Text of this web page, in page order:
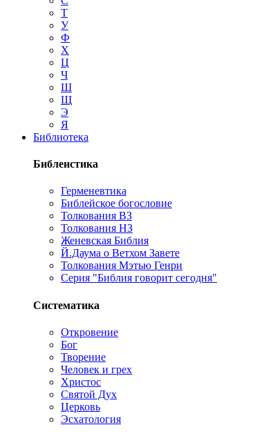
Т
У
Ф
Х
Ц
Ч
Ш
Щ
Э
Я
Библиотека
Библеистика
Герменевтика
Библейское богословие
Толкования ВЗ
Толкования НЗ
Женевская Библия
Й.Даума о Ветхом Завете
Толкования Мэтью Генри
Серия "Библия говорит сегодня"
Систематика
Откровение
Бог
Творение
Человек и грех
Христос
Святой Дух
Церковь
Эсхатология